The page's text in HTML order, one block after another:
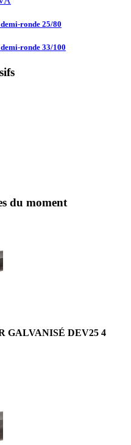
ronde 25/80
ronde 33/100
du moment
GALVANISÉ DEV25 4